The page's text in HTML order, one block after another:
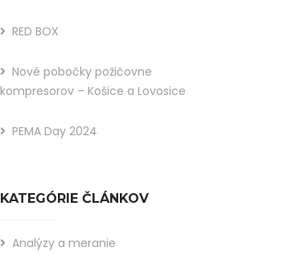
RED BOX
Nové pobočky požičovne
kompresorov – Košice a Lovosice
PEMA Day 2024
KATEGÓRIE ČLÁNKOV
Analýzy a meranie